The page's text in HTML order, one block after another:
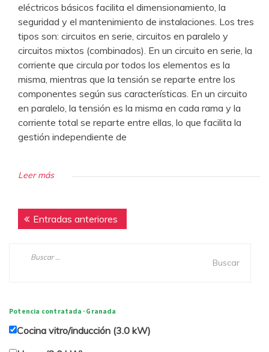
eléctricos básicos facilita el dimensionamiento, la
seguridad y el mantenimiento de instalaciones. Los tres
tipos son: circuitos en serie, circuitos en paralelo y
circuitos mixtos (combinados). En un circuito en serie, la
corriente que circula por todos los elementos es la
misma, mientras que la tensión se reparte entre los
componentes según sus características. En un circuito
en paralelo, la tensión es la misma en cada rama y la
corriente total se reparte entre ellas, lo que facilita la
gestión independiente de
Leer más
Navegación
entradas
Entradas anteriores
Potencia contratada · Granada
Cocina vitro/inducción (3.0 kW)